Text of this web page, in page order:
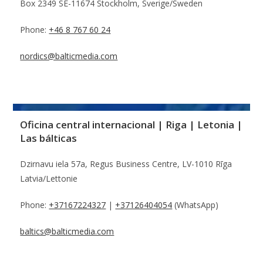
Box 2349 SE-11674 Stockholm, Sverige/Sweden
Phone: +46 8 767 60 24
nordics@balticmedia.com
Oficina central internacional | Riga | Letonia |
Las bálticas
Dzirnavu iela 57a, Regus Business Centre, LV-1010 Rīga
Latvia/Lettonie
Phone: +37167224327 | +37126404054 (WhatsApp)
baltics@balticmedia.com